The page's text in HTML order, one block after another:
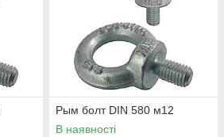
Рым болт DIN 580 м12
В наявності